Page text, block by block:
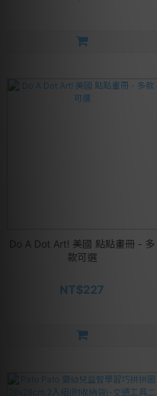
Do A Dot Art! 美國 點點畫冊 - 多
款可選
NT$227